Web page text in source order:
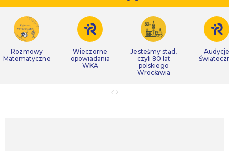
Rozmowy
Matematyczne
Wieczorne
opowiadania
WKA
Jesteśmy stąd,
czyli 80 lat
polskiego
Wrocławia
Audycje